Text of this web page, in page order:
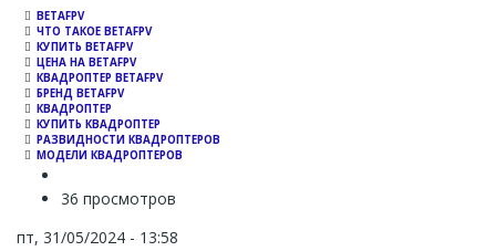
BETAFPV
ЧТО ТАКОЕ BETAFPV
КУПИТЬ BETAFPV
ЦЕНА НА BETAFPV
КВАДРОПТЕР BETAFPV
БРЕНД BETAFPV
КВАДРОПТЕР
КУПИТЬ КВАДРОПТЕР
РАЗВИДНОСТИ КВАДРОПТЕРОВ
МОДЕЛИ КВАДРОПТЕРОВ
36 просмотров
пт, 31/05/2024 - 13:58